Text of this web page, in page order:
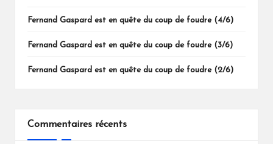
Fernand Gaspard est en quête du coup de foudre (4/6)
Fernand Gaspard est en quête du coup de foudre (3/6)
Fernand Gaspard est en quête du coup de foudre (2/6)
Commentaires récents